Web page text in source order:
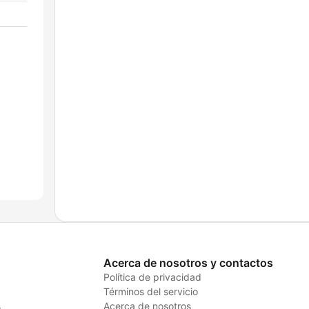
Acerca de nosotros y contactos
Política de privacidad
Términos del servicio
Acerca de nosotros